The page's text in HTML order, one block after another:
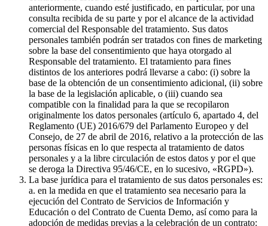
anteriormente, cuando esté justificado, en particular, por una
consulta recibida de su parte y por el alcance de la actividad
comercial del Responsable del tratamiento. Sus datos
personales también podrán ser tratados con fines de marketing
sobre la base del consentimiento que haya otorgado al
Responsable del tratamiento. El tratamiento para fines
distintos de los anteriores podrá llevarse a cabo: (i) sobre la
base de la obtención de un consentimiento adicional, (ii) sobre
la base de la legislación aplicable, o (iii) cuando sea
compatible con la finalidad para la que se recopilaron
originalmente los datos personales (artículo 6, apartado 4, del
Reglamento (UE) 2016/679 del Parlamento Europeo y del
Consejo, de 27 de abril de 2016, relativo a la protección de las
personas físicas en lo que respecta al tratamiento de datos
personales y a la libre circulación de estos datos y por el que
se deroga la Directiva 95/46/CE, en lo sucesivo, «RGPD»).
La base jurídica para el tratamiento de sus datos personales es:
a. en la medida en que el tratamiento sea necesario para la
ejecución del Contrato de Servicios de Información y
Educación o del Contrato de Cuenta Demo, así como para la
adopción de medidas previas a la celebración de un contrato: